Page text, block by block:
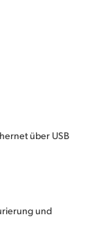
über USB
und